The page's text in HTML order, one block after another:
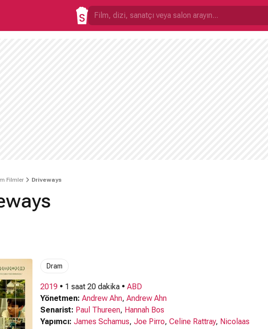
Filmler Driveways
Dram
2019 • 1 saat 20 dakika • ABD
Yönetmen: Andrew Ahn, Andrew Ahn
Senarist: Paul Thureen, Hannah Bos
Yapımcı: James Schamus, Joe Pirro, Celine Rattray, Nicolaas